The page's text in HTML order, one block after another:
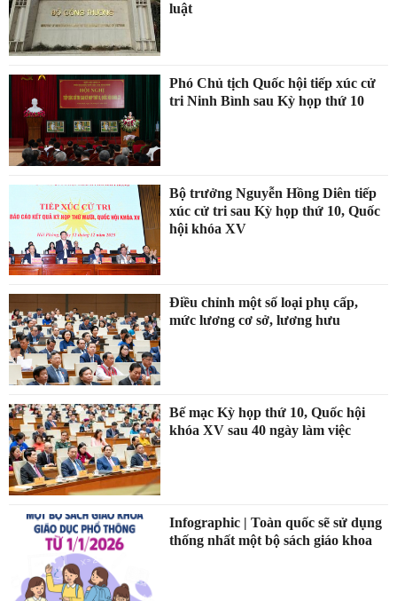
luật
Phó Chủ tịch Quốc hội tiếp xúc cử
tri Ninh Bình sau Kỳ họp thứ 10
Bộ trưởng Nguyễn Hồng Diên tiếp
xúc cử tri sau Kỳ họp thứ 10, Quốc
hội khóa XV
Điều chỉnh một số loại phụ cấp,
mức lương cơ sở, lương hưu
Bế mạc Kỳ họp thứ 10, Quốc hội
khóa XV sau 40 ngày làm việc
Infographic | Toàn quốc sẽ sử dụng
thống nhất một bộ sách giáo khoa